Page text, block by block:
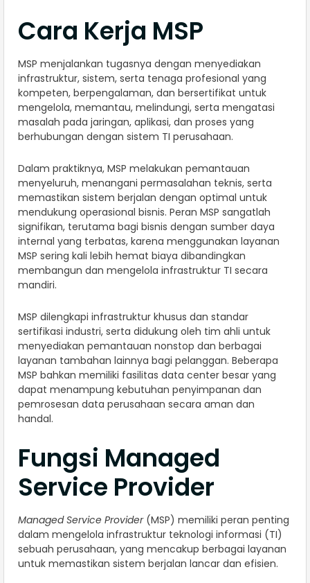
Cara Kerja MSP
MSP menjalankan tugasnya dengan menyediakan
infrastruktur, sistem, serta tenaga profesional yang
kompeten, berpengalaman, dan bersertifikat untuk
mengelola, memantau, melindungi, serta mengatasi
masalah pada jaringan, aplikasi, dan proses yang
berhubungan dengan sistem TI perusahaan.
Dalam praktiknya, MSP melakukan pemantauan
menyeluruh, menangani permasalahan teknis, serta
memastikan sistem berjalan dengan optimal untuk
mendukung operasional bisnis. Peran MSP sangatlah
signifikan, terutama bagi bisnis dengan sumber daya
internal yang terbatas, karena menggunakan layanan
MSP sering kali lebih hemat biaya dibandingkan
membangun dan mengelola infrastruktur TI secara
mandiri.
MSP dilengkapi infrastruktur khusus dan standar
sertifikasi industri, serta didukung oleh tim ahli untuk
menyediakan pemantauan nonstop dan berbagai
layanan tambahan lainnya bagi pelanggan. Beberapa
MSP bahkan memiliki fasilitas data center besar yang
dapat menampung kebutuhan penyimpanan dan
pemrosesan data perusahaan secara aman dan
handal.
Fungsi Managed
Service Provider
Managed Service Provider(MSP) memiliki peran penting
dalam mengelola infrastruktur teknologi informasi (TI)
sebuah perusahaan, yang mencakup berbagai layanan
untuk memastikan sistem berjalan lancar dan efisien.